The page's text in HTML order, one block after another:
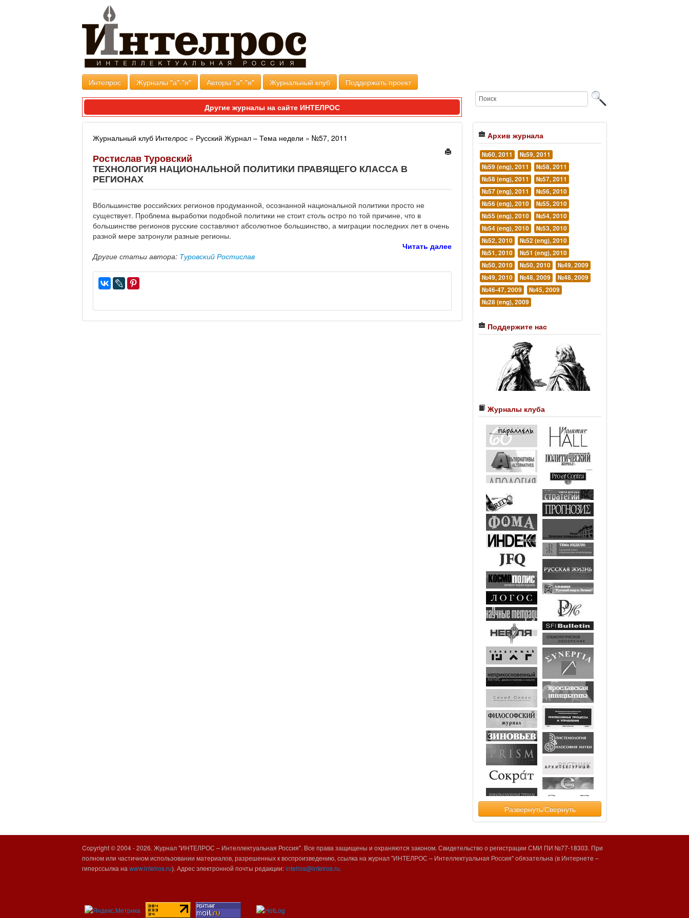
Интелрос Журналы "а"-"я" Авторы "а"-"я" Журнальный клуб Поддержать проект
Другие журналы на сайте ИНТЕЛРОС
Журнальный клуб Интелрос » Русский Журнал – Тема недели » №57, 2011
Ростислав Туровский
ТЕХНОЛОГИЯ НАЦИОНАЛЬНОЙ ПОЛИТИКИ ПРАВЯЩЕГО КЛАССА В
РЕГИОНАХ
Вбольшинстве российских регионов продуманной, осознанной национальной политики просто не
существует. Проблема выработки подобной политики не стоит столь остро по той причине, что в
большинстве регионов русские составляют абсолютное большинство, а миграции последних лет в очень
разной мере затронули разные регионы.
Читать далее
Другие статьи автора: Туровский Ростислав
Архив журнала
№60, 2011
№59, 2011
№59 (eng), 2011
№58, 2011
№58 (eng), 2011
№57, 2011
№57 (eng), 2011
№56, 2010
№56 (eng), 2010
№55, 2010
№55 (eng), 2010
№54, 2010
№54 (eng), 2010
№53, 2010
№52, 2010
№52 (eng), 2010
№51, 2010
№51 (eng), 2010
№50, 2010
№50, 2010
№49, 2009
№49, 2010
№48, 2009
№48, 2009
№46-47, 2009
№45, 2009
№28 (eng), 2009
Поддержите нас
Журналы клуба
Развернуть/Свернуть
Copyright © 2004 -2026. Журнал "ИНТЕЛРОС – Интеллектуальная Россия". Все права защищены и охраняются законом. Свидетельство о регистрации СМИ ПИ №77-18303. При
полном или частичном использовании материалов, разрешенных к воспроизведению, ссылка на журнал "ИНТЕЛРОС – Интеллектуальная Россия" обязательна (в Интернете –
гиперссылка на www.intelros.ru). Адрес электронной почты редакции:intelros@intelros.ru.